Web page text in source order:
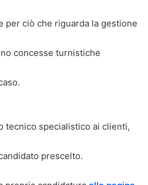
per ciò che riguarda la gestione
concesse turnistiche
tecnico specialistico ai clienti,
prescelto.